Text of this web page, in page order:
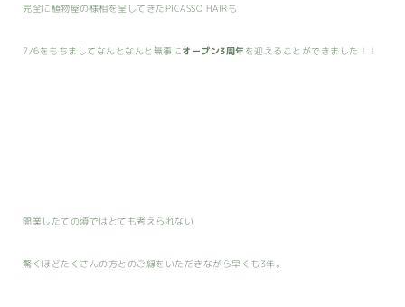
完全に植物屋の様相を呈してきたPICASSO HAIRも
7/6をもちましてなんとなんと無事にオープン3周年を迎えることができました！！
開業したての頃ではとても考えられない
驚くほどたくさんの方とのご縁をいただきながら早くも3年。